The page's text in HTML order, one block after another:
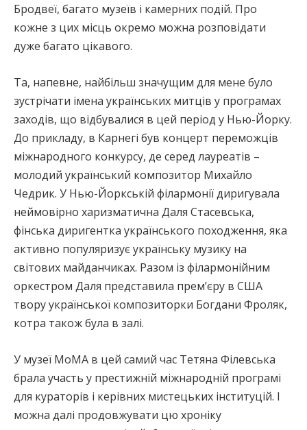
Бродвеї, багато музеїв і камерних подій. Про
кожне з цих місць окремо можна розповідати
дуже багато цікавого.
Та, напевне, найбільш значущим для мене було
зустрічати імена українських митців у програмах
заходів, що відбувалися в цей період у Нью-Йорку.
До прикладу, в Карнегі був концерт переможців
міжнародного конкурсу, де серед лауреатів –
молодий український композитор Михайло
Чедрик. У Нью-Йоркській філармонії диригувала
неймовірно харизматична Даля Стасевська,
фінська диригентка українського походження, яка
активно популяризує українську музику на
світових майданчиках. Разом із філармонійним
оркестром Даля представила прем’єру в США
твору української композиторки Богдани Фроляк,
котра також була в залі.
У музеї МоМА в цей самий час Тетяна Філевська
брала участь у престижній міжнародній програмі
для кураторів і керівних мистецьких інституцій. І
можна далі продовжувати цю хроніку